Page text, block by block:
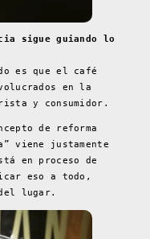
sigue guiando lo
es que el café
en la
y consumidor.
de reforma
viene justamente
en proceso de
eso a todo,
lugar.